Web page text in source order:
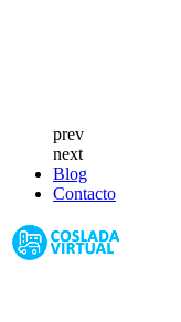
prev
next
Blog
Contacto